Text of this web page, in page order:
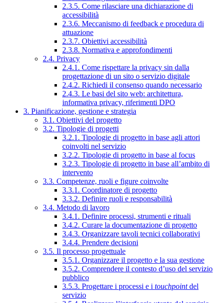
2.3.5. Come rilasciare una dichiarazione di
accessibilità
2.3.6. Meccanismo di feedback e procedura di
attuazione
2.3.7. Obiettivi accessibilità
2.3.8. Normativa e approfondimenti
2.4. Privacy
2.4.1. Come rispettare la privacy sin dalla
progettazione di un sito o servizio digitale
2.4.2. Richiedi il consenso quando necessario
2.4.3. Le basi del sito web: architettura,
informativa privacy, riferimenti DPO
3. Pianificazione, gestione e strategia
3.1. Obiettivi del progetto
3.2. Tipologie di progetti
3.2.1. Tipologie di progetto in base agli attori
coinvolti nel servizio
3.2.2. Tipologie di progetto in base al focus
3.2.3. Tipologie di progetto in base all’ambito di
intervento
3.3. Competenze, ruoli e figure coinvolte
3.3.1. Coordinatore di progetto
3.3.2. Definire ruoli e responsabilità
3.4. Metodo di lavoro
3.4.1. Definire processi, strumenti e rituali
3.4.2. Curare la documentazione di progetto
3.4.3. Organizzare tavoli tecnici collaborativi
3.4.4. Prendere decisioni
3.5. Il processo progettuale
3.5.1. Organizzare il progetto e la sua gestione
3.5.2. Comprendere il contesto d’uso del servizio
pubblico
3.5.3. Progettare i processi e i touchpointdel
servizio